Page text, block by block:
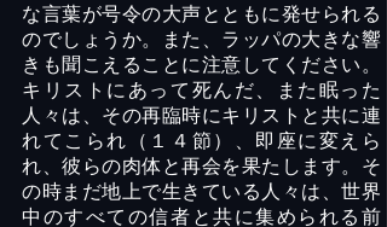
な言葉が号令の大声とともに発せられる
のでしょうか。また、ラッパの大きな響
きも聞こえることに注意してください。
キリストにあって死んだ、また眠った
人々は、その再臨時にキリストと共に連
れてこられ（１４節）、即座に変えら
れ、彼らの肉体と再会を果たします。そ
の時まだ地上で生きている人々は、世界
中のすべての信者と共に集められる前